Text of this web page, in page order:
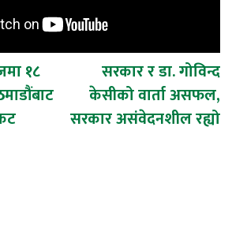
१८
सरकार र डा. गोविन्द
केसीको वार्ता असफल,
सरकार असंवेदनशील रह्यो